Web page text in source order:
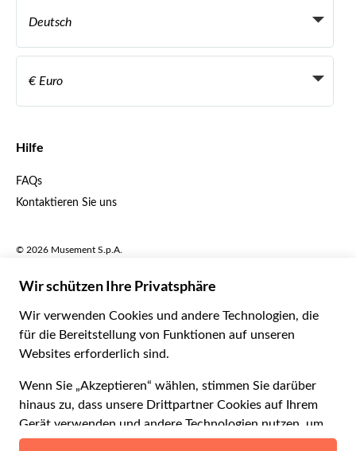
Werden Sie Anbieter
Become a Distribution Partner
Deutsch
Italiano
Français
Español
Português
Português BR
Nederlands
€ Euro
ARS Argentinischer Peso
.د.ب Bahrain-Dinar
R$ Brasilianischer Real
¥ Renminbi Yuan
COL$ Kolumbianischer Peso
₡ Costa-Rica-Colón
Hilfe
FAQs
Kontaktieren Sie uns
Geschäftsbedingungen Datenschutzerklärung
Cookie-Verwendung Sitemap
© 2026 Musement S.p.A.
Online-Reiseagentur nº 170695